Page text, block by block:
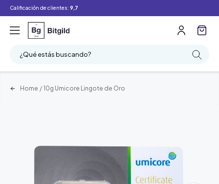
Calificación de clientes: 9,7
¿Qué estás buscando?
Home / 10g Umicore Lingote de Oro